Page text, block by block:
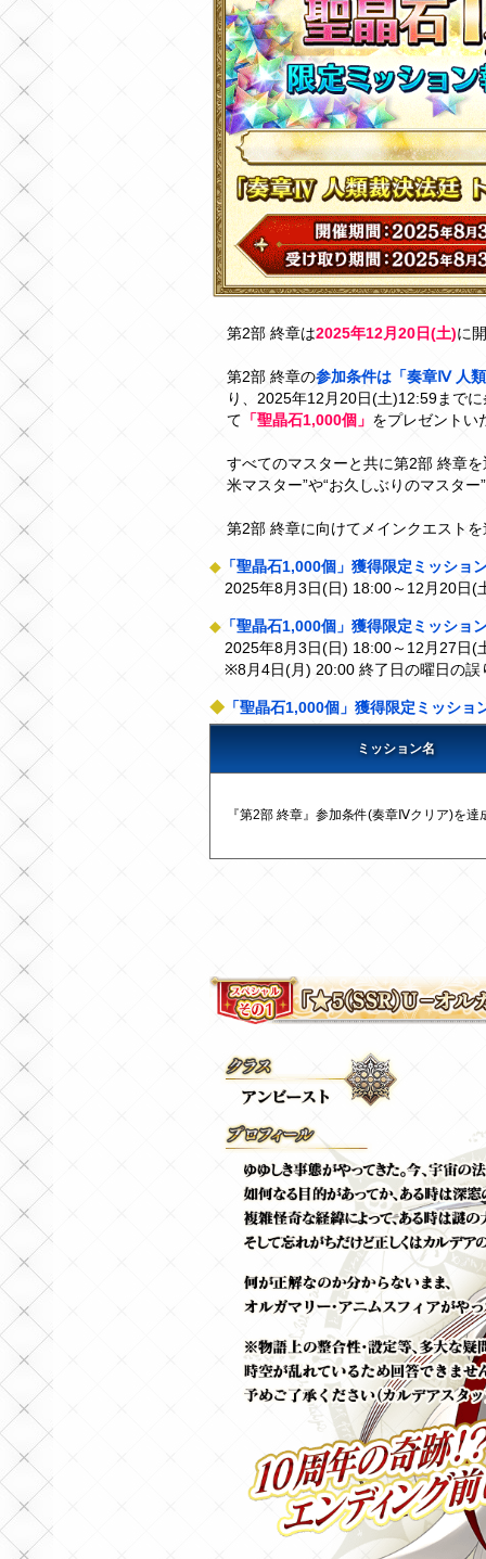
第2部 終章は2025年12月20日(土)に
第2部 終章の参加条件は「奏章Ⅳ 人
り、2025年12月20日(土)12:59まで
て 「聖晶石1,000個」 をプレゼントい
すべてのマスターと共に第2部 終章
米マスター”や“お久しぶりのマスタ
第2部 終章に向けてメインクエスト
◆ 「聖晶石1,000個」獲得限定ミッショ
2025年8月3日(日) 18:00～12月20日(
◆ 「聖晶石1,000個」獲得限定ミッショ
2025年8月3日(日) 18:00～12月27日(
※8月4日(月) 20:00 終了日の曜日の誤
◆ 「聖晶石1,000個」獲得限定ミッショ
ミッション名
『第2部 終章』参加条件(奏章Ⅳクリア)を達